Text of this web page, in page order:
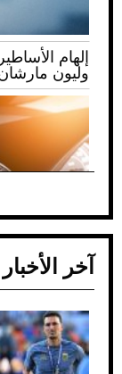
إلهام
وليون
ضعف تبريد
الأسباب
آخر الأخبار